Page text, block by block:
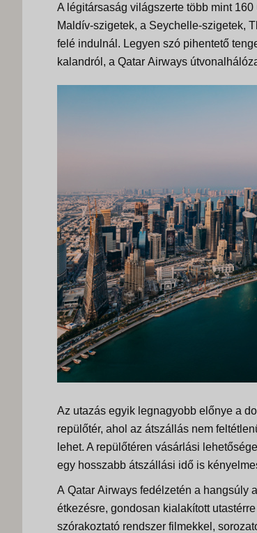
A légitársaság világszerte több mint
Maldív-szigetek, a Seychelle-szigetek,
felé indulnál. Legyen szó pihentető
kalandról, a Qatar Airways
Az utazás egyik legnagyobb előnye a
repülőtér, ahol az átszállás nem
lehet. A repülőtéren vásárlási
egy hosszabb átszállási idő is
A Qatar Airways fedélzetén a hangsúly
étkezésre, gondosan kialakított
szórakoztató rendszer filmekkel,